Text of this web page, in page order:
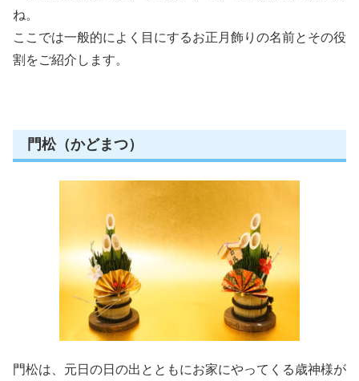
ね。
ここでは一般的によく目にするお正月飾りの名前とその役
割をご紹介します。
門松（かどまつ）
門松は、元日の日の出とともにお家にやってくる歳神様が